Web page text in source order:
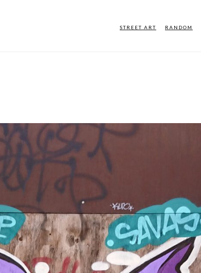
STREET ART RANDOM